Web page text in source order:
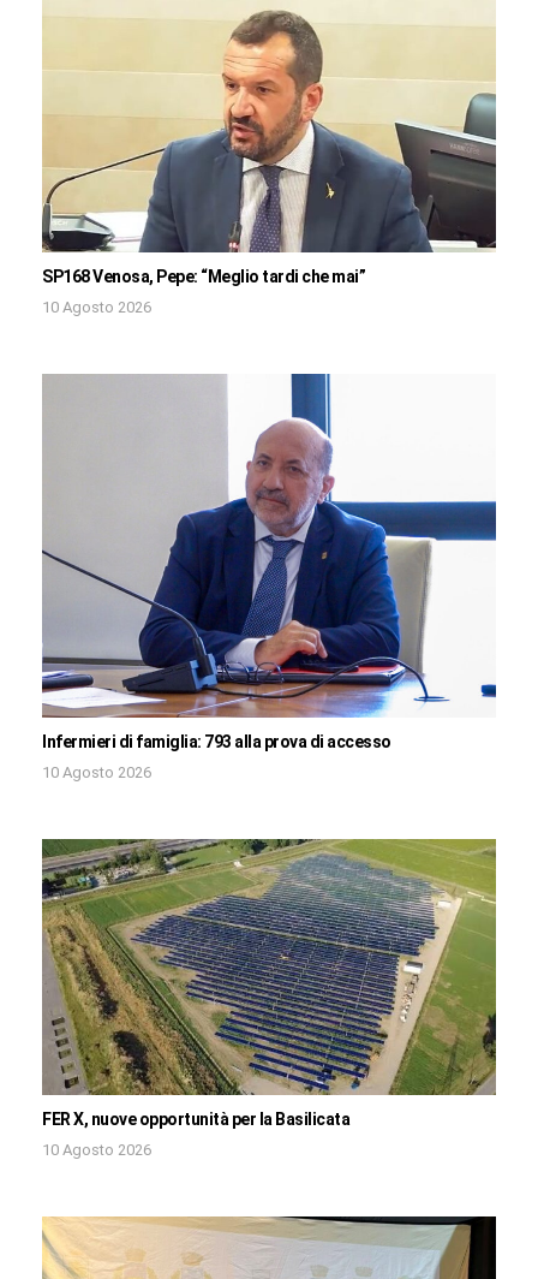
SP168 Venosa, Pepe: “Meglio tardi che mai”
10 Agosto 2026
Infermieri di famiglia: 793 alla prova di accesso
10 Agosto 2026
FER X, nuove opportunità per la Basilicata
10 Agosto 2026